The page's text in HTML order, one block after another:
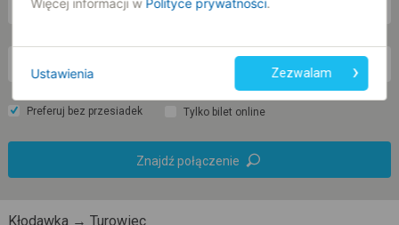
nd. 9 sie.
Preferuj bez przesiadek Tylko bilet online
Znajdź połączenie
Kłodawka → Turowiec
Więcej informacji w Polityce prywatności.
Ustawienia Zezwalam